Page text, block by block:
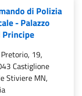
di Polizia
- Palazzo
Principe
19,
Castiglione
Stiviere MN,